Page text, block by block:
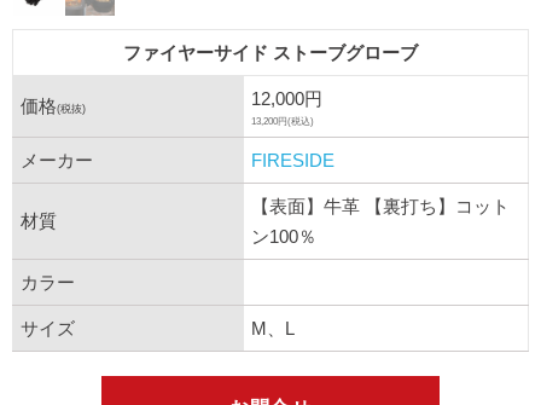
ファイヤーサイド ストーブグローブ
価格(税抜) 12,000円
13,200円(税込)
メーカー FIRESIDE
材質
【表面】牛革 【裏打ち】コット
ン100％
カラー
サイズ M、L